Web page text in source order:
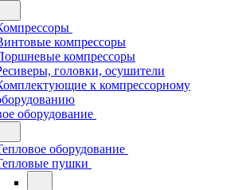
компрессоры
компрессоры
головки, осушители
к компрессорному
оборудование
оборудование
пушки